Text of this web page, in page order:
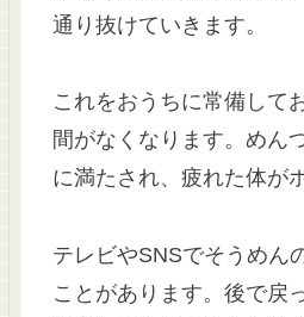
通り抜けていきます。
これをおうちに常備し
間がなくなります。めん
に満たされ、疲れた体が
テレビやSNSでそうめん
ことがあります。後で戻